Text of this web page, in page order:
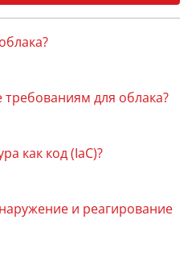
требованиям для облака?
как код (IaC)?
и реагирование